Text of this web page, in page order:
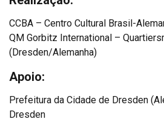
CCBA – Centro Cultural Brasil-
QM Gorbitz International –
(Dresden/Alemanha)
Apoio:
Prefeitura da Cidade de Dresden
Dresden